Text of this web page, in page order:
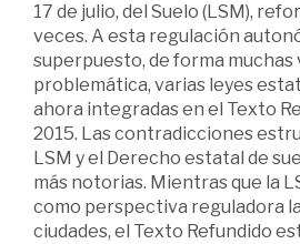
17 de julio, del Suelo (LSM),
veces. A esta regulación
superpuesto, de forma muchas
problemática, varias leyes
ahora integradas en el Texto
2015. Las contradicciones
LSM y el Derecho estatal de
más notorias. Mientras que la
como perspectiva reguladora
ciudades, el Texto Refundido